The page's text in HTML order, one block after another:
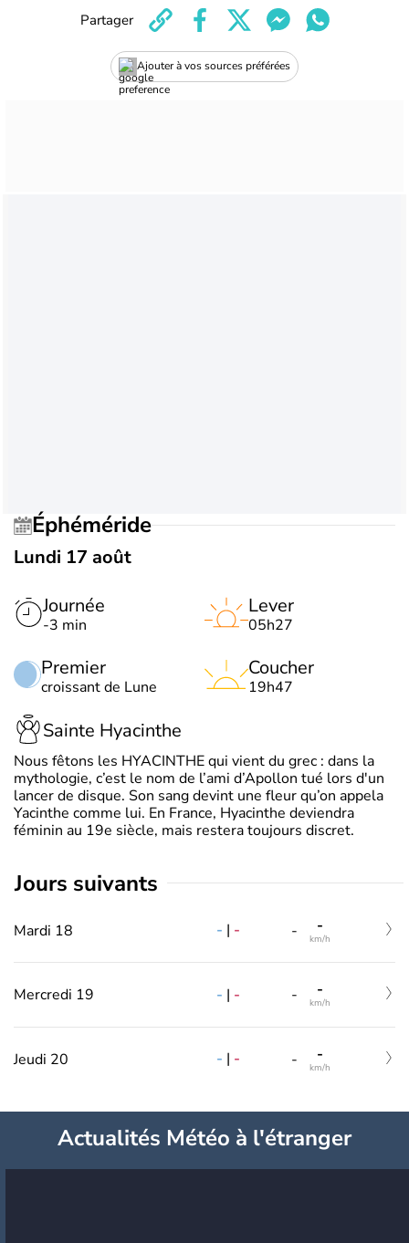
Ajouter à vos sources préférées
Partager
Éphéméride
Lundi 17 août
Journée
-3 min
Premier
croissant de Lune
Lever
05h27
Coucher
19h47
Sainte Hyacinthe
Nous fêtons les HYACINTHE qui vient du grec : dans la
mythologie, c’est le nom de l’ami d’Apollon tué lors d'un
lancer de disque. Son sang devint une fleur qu’on appela
Yacinthe comme lui. En France, Hyacinthe deviendra
féminin au 19e siècle, mais restera toujours discret.
jours suivants
Mardi 18 - | - - -
km/h
Mercredi 19 - | - - -
km/h
Jeudi 20 - | - - -
km/h
Actualités Météo à l'étranger